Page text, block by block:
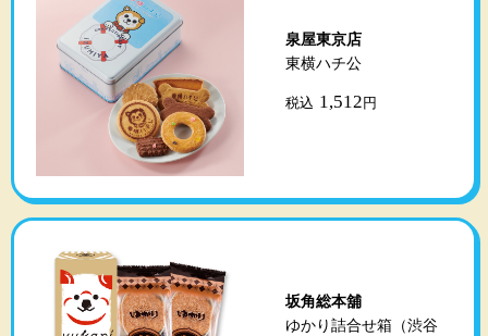
泉屋東京店
東横ハチ公
税込 1,512円
坂角総本舖
ゆかり詰合せ箱（渋谷